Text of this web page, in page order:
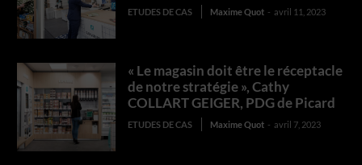
ETUDES DE CAS Maxime Quot - avril 11, 2023
« Le magasin doit être le réceptacle
de notre stratégie », Cathy
COLLART GEIGER, PDG de Picard
ETUDES DE CAS Maxime Quot - avril 7, 2023